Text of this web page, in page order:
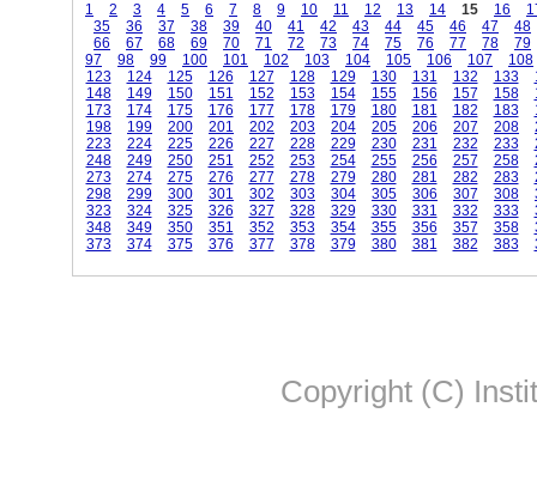
1
2 3 4 5 6 7 8 9 10 11 12 13 14 15 16
35
36 37 38 39 40 41 42 43 44 45 46 47
48
66
67 68 69 70 71 72 73 74 75 76 77 78
79
97
98 99 100 101 102 103 104 105 106 107
108
123
124 125 126 127 128 129 130 131 132 133
148
149 150 151 152 153 154 155 156 157 158
173
174 175 176 177 178 179 180 181 182 183
198
199 200 201 202 203 204 205 206 207 208
223
224 225 226 227 228 229 230 231 232 233
248
249 250 251 252 253 254 255 256 257 258
273
274 275 276 277 278 279 280 281 282 283
298
299 300 301 302 303 304 305 306 307 308
323
324 325 326 327 328 329 330 331 332 333
348
349 350 351 352 353 354 355 356 357 358
373
374 375 376 377 378 379 380 381 382 383
Copyright (C)